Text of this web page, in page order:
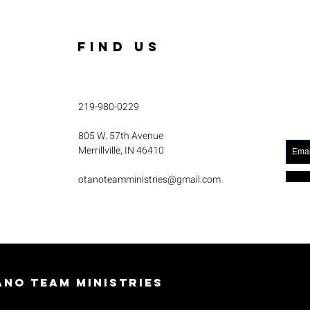
FIND US
219-980-0229
805 W. 57th Avenue
Merrillville, IN 46410
otanoteamministries@gmail.com
Team Ministries